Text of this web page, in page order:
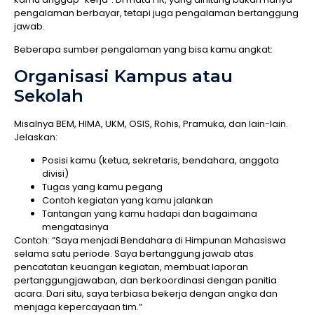
pengalaman berbayar, tetapi juga pengalaman bertanggung
jawab.
Beberapa sumber pengalaman yang bisa kamu angkat:
Organisasi Kampus atau
Sekolah
Misalnya BEM, HIMA, UKM, OSIS, Rohis, Pramuka, dan lain-lain.
Jelaskan:
Posisi kamu (ketua, sekretaris, bendahara, anggota
divisi)
Tugas yang kamu pegang
Contoh kegiatan yang kamu jalankan
Tantangan yang kamu hadapi dan bagaimana
mengatasinya
Contoh: “Saya menjadi Bendahara di Himpunan Mahasiswa
selama satu periode. Saya bertanggung jawab atas
pencatatan keuangan kegiatan, membuat laporan
pertanggungjawaban, dan berkoordinasi dengan panitia
acara. Dari situ, saya terbiasa bekerja dengan angka dan
menjaga kepercayaan tim.”